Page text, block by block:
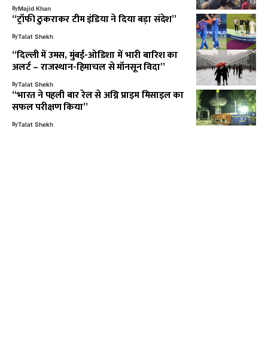
ByMajid Khan
“ट्रॉफी ठुकराकर टीम इंडिया ने दिया बड़ा संदेश”
ByTalat Shekh
“दिल्ली में उमस, मुंबई-ओडिशा में भारी बारिश का
अलर्ट – राजस्थान-हिमाचल से मॉनसून विदा”
ByTalat Shekh
“भारत ने पहली बार रेल से अग्नि प्राइम मिसाइल का
सफल परीक्षण किया”
ByTalat Shekh